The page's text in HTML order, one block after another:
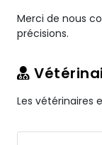
Merci de nous
précisions.
Les vétérinaires